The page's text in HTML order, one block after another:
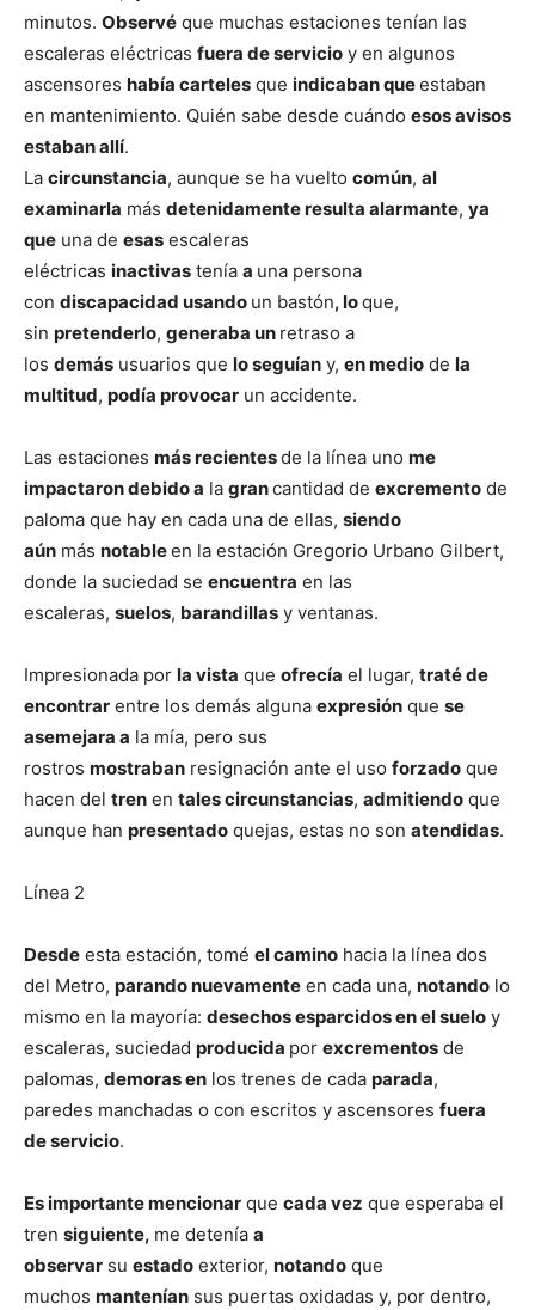
minutos. Observé que muchas estaciones tenían las
escaleras eléctricas fuera de servicio y en algunos
ascensores había carteles que indicaban queestaban
en mantenimiento. Quién sabe desde cuándo esos avisos
estaban allí.
La circunstancia, aunque se ha vuelto común, al
examinarla más detenidamente resulta alarmante, ya
que una de esas escaleras
eléctricas inactivas tenía a una persona
con discapacidad usando un bastón, loque,
sin pretenderlo, generaba un retraso a
los demás usuarios que lo seguían y, en medio de la
multitud, podía provocar un accidente.
Las estaciones más recientesde la línea uno me
impactaron debido a la grancantidad de excremento de
paloma que hay en cada una de ellas, siendo
aún más notableen la estación Gregorio Urbano Gilbert,
donde la suciedad se encuentra en las
escaleras, suelos, barandillas y ventanas.
Impresionada por la vista que ofrecía el lugar, traté de
encontrar entre los demás alguna expresión que se
asemejara a la mía, pero sus
rostros mostraban resignación ante el uso forzado que
hacen del tren en tales circunstancias, admitiendo que
aunque han presentado quejas, estas no son atendidas.
Línea 2
Desde esta estación, tomé el camino hacia la línea dos
del Metro, parando nuevamente en cada una, notando lo
mismo en la mayoría: desechos esparcidos en el suelo y
escaleras, suciedad producida por excrementos de
palomas, demoras en los trenes de cada parada,
paredes manchadas o con escritos y ascensores fuera
de servicio.
Es importante mencionar que cada vez que esperaba el
tren siguiente, me detenía a
observar su estado exterior, notando que
muchos mantenían sus puertas oxidadas y, por dentro,